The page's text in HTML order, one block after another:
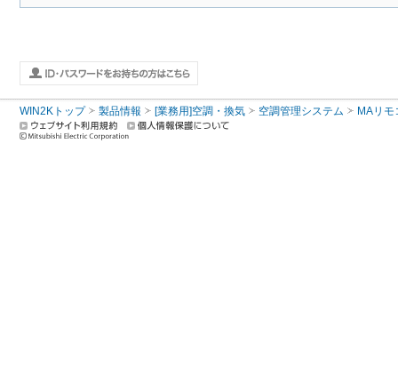
WIN2Kトップ 製品情報 [業務用]空調・換気 空調管理システム MAリモ